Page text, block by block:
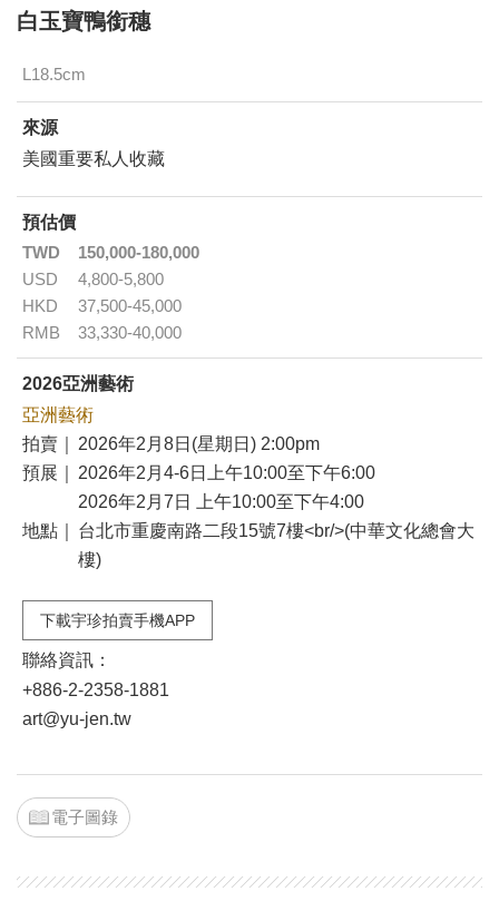
白玉寶鴨銜穗
L18.5cm
來源
美國重要私人收藏
預估價
TWD
150,000-180,000
USD
4,800-5,800
HKD
37,500-45,000
RMB
33,330-40,000
2026亞洲藝術
亞洲藝術
拍賣｜
2026年2月8日(星期日) 2:00pm
預展｜
2026年2月4-6日上午10:00至下午6:00
2026年2月7日 上午10:00至下午4:00
地點｜
台北市重慶南路二段15號7樓<br/>(中華文化總會大
樓)
下載宇珍拍賣手機APP
聯絡資訊：
+886-2-2358-1881
art@yu-jen.tw
電子圖錄